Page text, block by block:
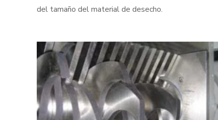
del tamaño del material de desecho.